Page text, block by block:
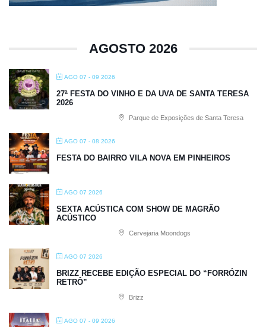
AGOSTO 2026
AGO 07 - 09 2026
27ª FESTA DO VINHO E DA UVA DE SANTA TERESA
2026
Parque de Exposições de Santa Teresa
AGO 07 - 08 2026
FESTA DO BAIRRO VILA NOVA EM PINHEIROS
AGO 07 2026
SEXTA ACÚSTICA COM SHOW DE MAGRÃO
ACÚSTICO
Cervejaria Moondogs
AGO 07 2026
BRIZZ RECEBE EDIÇÃO ESPECIAL DO “FORRÓZIN
RETRÔ”
Brizz
AGO 07 - 09 2026